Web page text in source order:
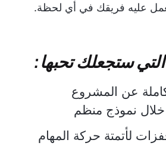
يعمل عليه فريقك في أي لحظة.
ستجعلك تحبها:
عن المشروع
خلال نموذج منظم
لأتمتة حركة المهام